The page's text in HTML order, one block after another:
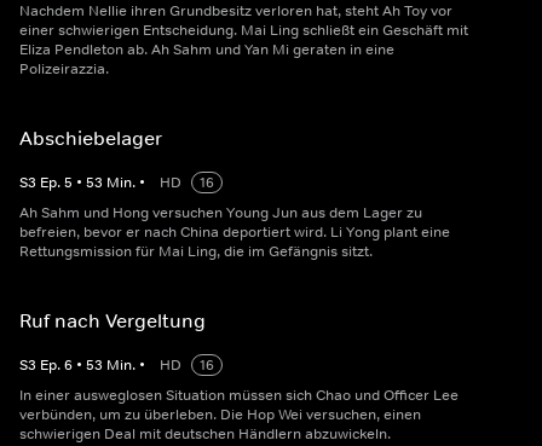
Nachdem Nellie ihren Grundbesitz verloren hat, steht Ah Toy vor
einer schwierigen Entscheidung. Mai Ling schließt ein Geschäft mit
Eliza Pendleton ab. Ah Sahm und Yan Mi geraten in eine
Polizeirazzia.
Abschiebelager
S3 Ep.5 • 53 Min. • HD
16
Ah Sahm und Hong versuchen Young Jun aus dem Lager zu
befreien, bevor er nach China deportiert wird. Li Yong plant eine
Rettungsmission für Mai Ling, die im Gefängnis sitzt.
Ruf nach Vergeltung
S3 Ep.6 • 53 Min. • HD
16
In einer ausweglosen Situation müssen sich Chao und Officer Lee
verbünden, um zu überleben. Die Hop Wei versuchen, einen
schwierigen Deal mit deutschen Händlern abzuwickeln.